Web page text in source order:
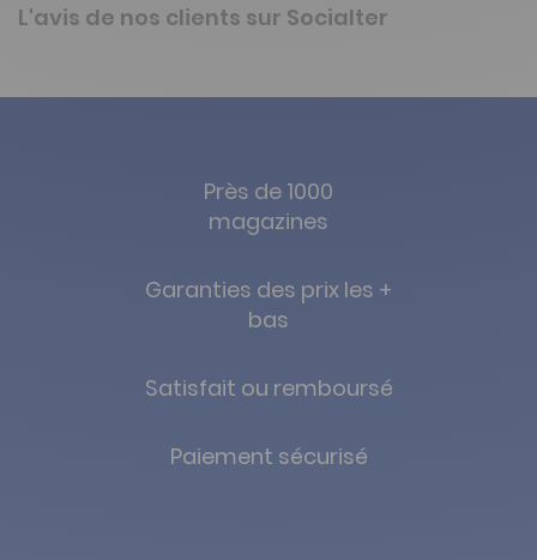
L'avis de nos clients sur Socialter
Près de 1000
magazines
Garanties des prix les +
bas
Satisfait ou remboursé
Paiement sécurisé